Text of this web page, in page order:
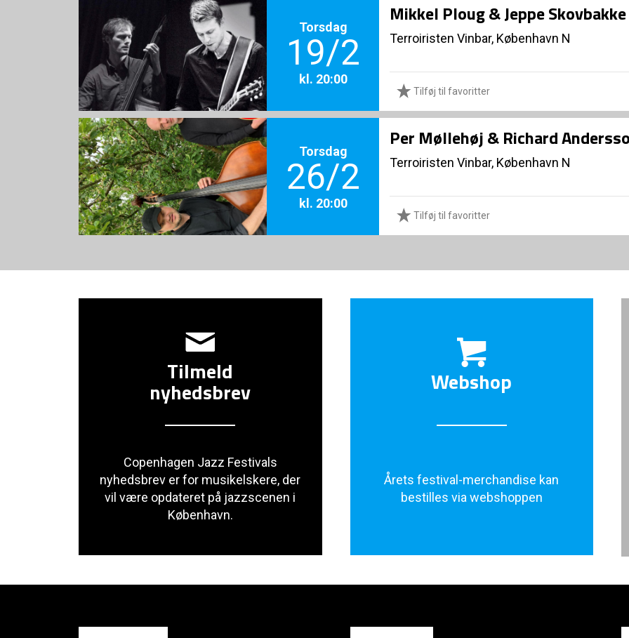
Torsdag
19/2
kl. 20:00
Mikkel Ploug & Jeppe
Terroiristen Vinbar, København N
Tilføj til favoritter
Torsdag
26/2
kl. 20:00
Per Møllehøj & Richard
Terroiristen Vinbar, København N
Tilføj til favoritter
Tilmeld
nyhedsbrev
Copenhagen Jazz Festivals
nyhedsbrev er for musikelskere, der
vil være opdateret på jazzscenen i
København.
Webshop
Årets festival-merchandise kan
bestilles via webshoppen